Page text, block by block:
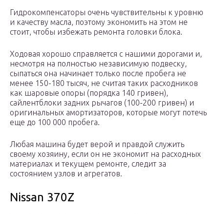
Гидрокомпенсаторы очень чувствительны к уровню
и качеству масла, поэтому экономить на этом не
стоит, чтобы избежать ремонта головки блока.
Ходовая хорошо справляется с нашими дорогами и,
несмотря на полностью независимую подвеску,
сыпаться она начинает только после пробега не
менее 150-180 тысяч, не считая таких расходников
как шаровые опоры (порядка 140 гривен),
сайлентблоки задних рычагов (100-200 гривен) и
оригинальных амортизаторов, которые могут потечь
еще до 100 000 пробега.
Любая машина будет верой и правдой служить
своему хозяину, если он не экономит на расходных
материалах и текущем ремонте, следит за
состоянием узлов и агрегатов.
Nissan 370Z